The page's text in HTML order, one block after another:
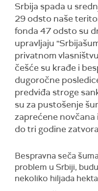
Srbija spada u
29 odsto naše
fonda 47 odsto su
upravljaju
privatnom
češće su krađe i
dugoročne
predviđa stroge
su za pustošenje
zaprećene
do tri godine
Bespravna seča
problem u Srbiji,
nekoliko hiljada